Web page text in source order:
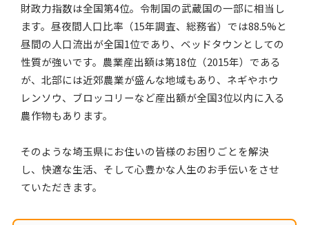
財政力指数は全国第4位。令制国の武蔵国の一部に相当し
ます。昼夜間人口比率（15年調査、総務省）では88.5%と
昼間の人口流出が全国1位であり、ベッドタウンとしての
性質が強いです。農業産出額は第18位（2015年）である
が、北部には近郊農業が盛んな地域もあり、ネギやホウ
レンソウ、ブロッコリーなど産出額が全国3位以内に入る
農作物もあります。
そのような埼玉県にお住いの皆様のお困りごとを解決
し、快適な生活、そして心豊かな人生のお手伝いをさせ
ていただきます。